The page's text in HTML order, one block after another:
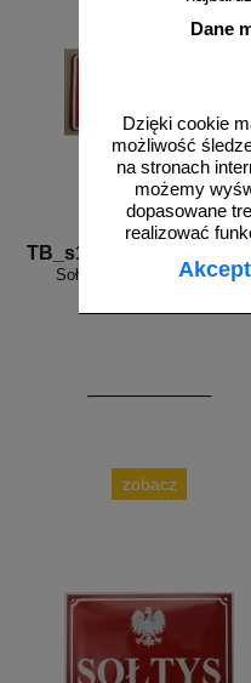
Dane
Dzięki cookie
możliwość
na stronach
możemy
dopasowane
realizować
TB_s1
Sołtys - tabliczka tłoczona
zobacz